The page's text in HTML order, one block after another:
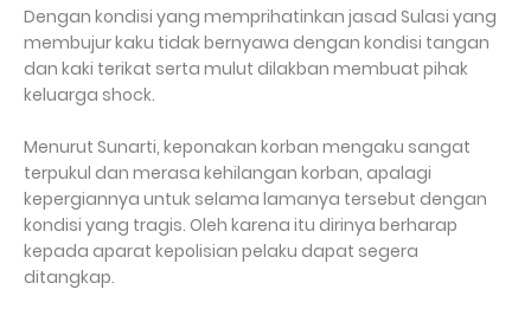
Dengan kondisi yang memprihatinkan jasad Sulasi yang
membujur kaku tidak bernyawa dengan kondisi tangan
dan kaki terikat serta mulut dilakban membuat pihak
keluarga shock.
Menurut Sunarti, keponakan korban mengaku sangat
terpukul dan merasa kehilangan korban, apalagi
kepergiannya untuk selama lamanya tersebut dengan
kondisi yang tragis. Oleh karena itu dirinya berharap
kepada aparat kepolisian pelaku dapat segera
ditangkap.